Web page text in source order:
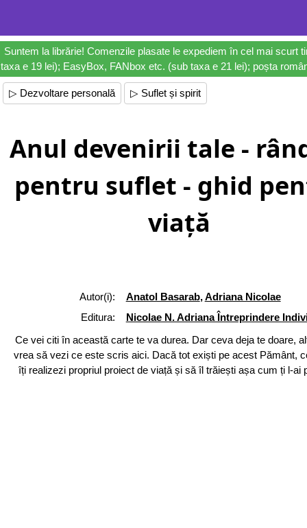
Suntem la librărie! Comenzile plasate le expediem în cel mai scurt
taxa e 19 lei); EasyBox, FANbox etc. (sub taxa e 21 lei); poșta
▷ Dezvoltare personală ▷ Suflet și spirit
Anul devenirii tale -
pentru suflet - ghid
viață
Autor(i): Anatol Basarab,Adriana Nicolae
Editura:
Nicolae N. Adriana Întreprindere
Ce vei citi în această carte te va durea. Dar ceva deja te doare,
vrea să vezi ce este scris aici. Dacă tot exiști pe acest Pământ,
îți realizezi propriul proiect de viață și să îl trăiești așa cum ți l-ai